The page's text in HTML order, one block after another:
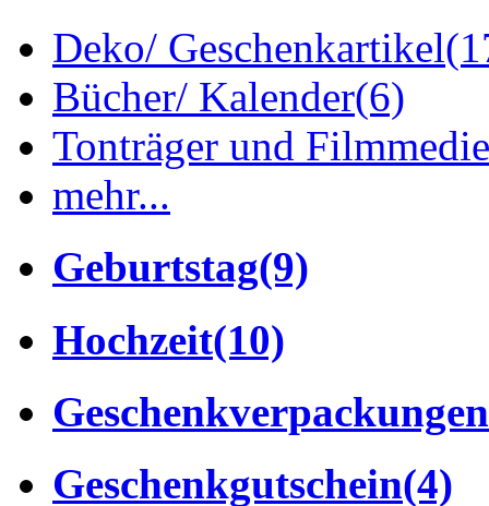
Deko/ Geschenkartikel
Bücher/ Kalender(6)
Tonträger und
mehr...
Geburtstag(9)
Hochzeit(10)
Geschenkverpackungen
Geschenkgutschein(4)